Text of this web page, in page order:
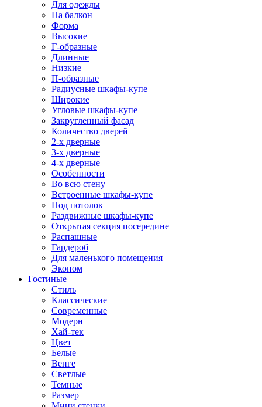
Для одежды
На балкон
Форма
Высокие
Г-образные
Длинные
Низкие
П-образные
Радиусные шкафы-купе
Широкие
Угловые шкафы-купе
Закругленный фасад
Количество дверей
2-х дверные
3-х дверные
4-х дверные
Особенности
Во всю стену
Встроенные шкафы-купе
Под потолок
Раздвижные шкафы-купе
Открытая секция посередине
Распашные
Гардероб
Для маленького помещения
Эконом
Гостиные
Стиль
Классические
Современные
Модерн
Хай-тек
Цвет
Белые
Венге
Светлые
Темные
Размер